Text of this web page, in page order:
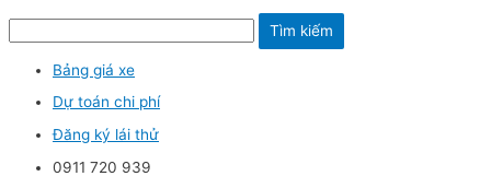
Tìm kiếm
Bảng giá xe
Dự toán chi phí
Đăng ký lái thử
0911 720 939